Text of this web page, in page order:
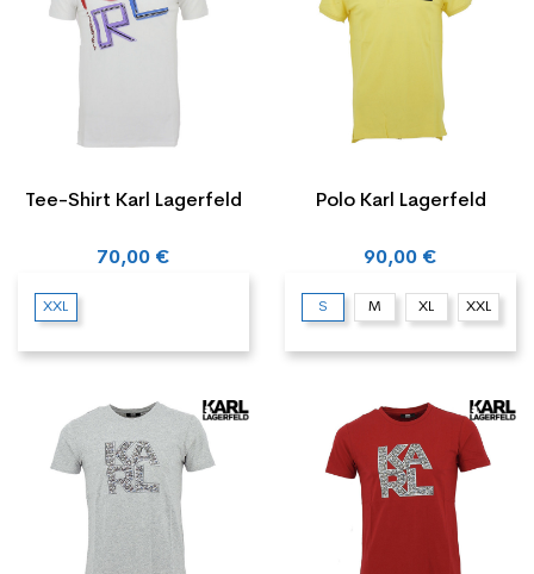
Tee-Shirt Karl Lagerfeld
70,00 €
XXL
Polo Karl Lagerfeld
90,00 €
S M XL XXL